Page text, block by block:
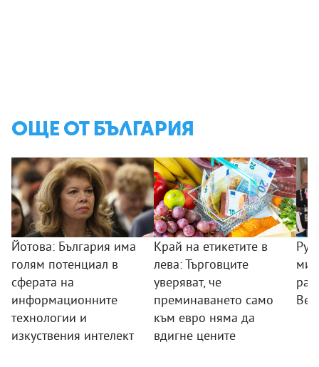
ОЩЕ ОТ БЪЛГАРИЯ
Йотова: България има
голям потенциал в
сферата на
информационните
технологии и
изкуствения интелект
Край на етикетите в
лева: Търговците
уверяват, че
преминаването само
към евро няма да
вдигне цените